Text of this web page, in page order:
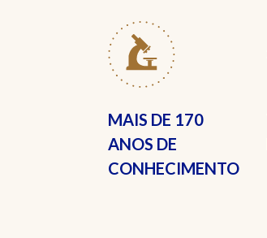
MAIS DE 170
ANOS DE
CONHECIMENTO